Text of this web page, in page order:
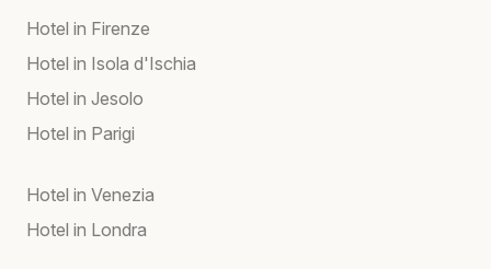
Hotel in Firenze
Hotel in Isola d'Ischia
Hotel in Jesolo
Hotel in Parigi
Hotel in Venezia
Hotel in Londra